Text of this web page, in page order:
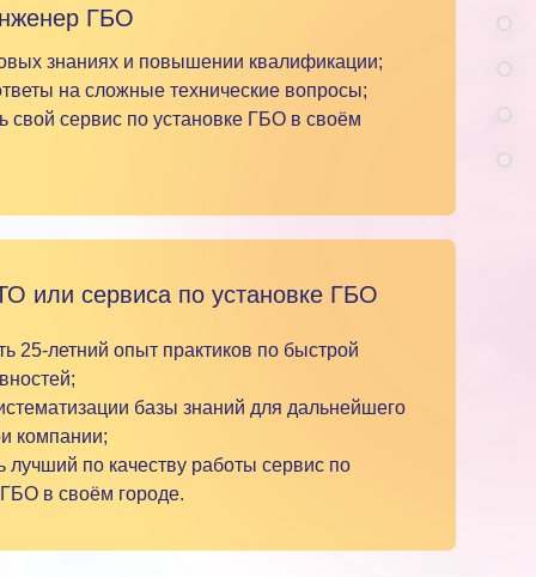
ГБО
знаниях и повышении квалификации;
на сложные технические вопросы;
свой сервис по установке ГБО в своём
или сервиса по установке ГБО
25-летний опыт практиков по быстрой
базы знаний для дальнейшего
компании;
лучший по качеству работы сервис по
в своём городе.